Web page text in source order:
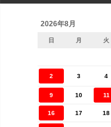
2026年8月
日 月 火
2 3 4
9 10 11
16 17 18